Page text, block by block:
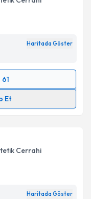
Haritada Göster
Et
bilgilendireceğiz.
Cerrahi
Haritada Göster